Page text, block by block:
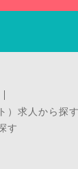
）求人から探す
す